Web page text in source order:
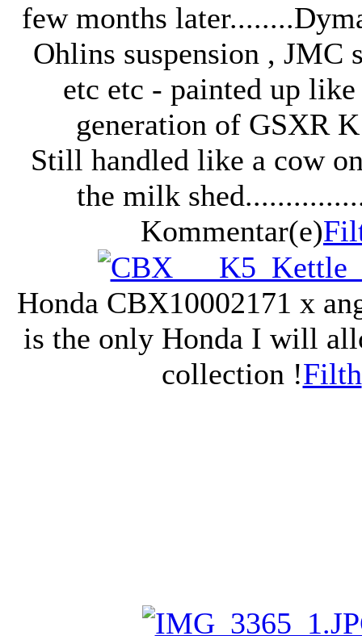
few months
Ohlins suspension , JMC
etc etc - painted up
generation of GSXR
Still handled like a cow
the milk
Kommentar(e)
Honda CBX10002171 x
is the only Honda I will
collection !Filth